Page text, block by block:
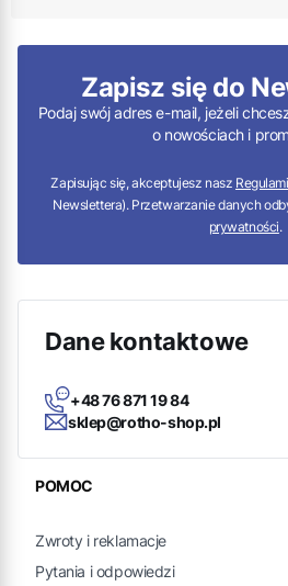
Zapisz się do
Podaj swój adres e-mail, jeżeli
o nowościach i
Zapisując się, akceptujesz nasz
Newslettera). Przetwarzanie danych
prywatności.
Dane kontaktowe
+48 76 871 19 84
sklep@rotho-shop.pl
Linki w stopce
POMOC
Zwroty i reklamacje
Pytania i odpowiedzi